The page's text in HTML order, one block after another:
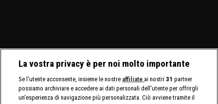
La vostra privacy è per noi molto importante
Se l'utente acconsente, insieme le nostre affiliate ai nostri31 partner
possiamo archiviare e accedere ai dati personali dell'utente per offrirgli
un'esperienza di navigazione più personalizzata. Ciò avviene tramite il